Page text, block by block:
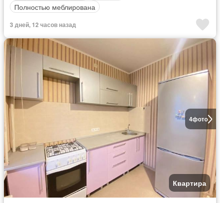
Полностью меблирована
3 дней, 12 часов назад
4фото
Квартира